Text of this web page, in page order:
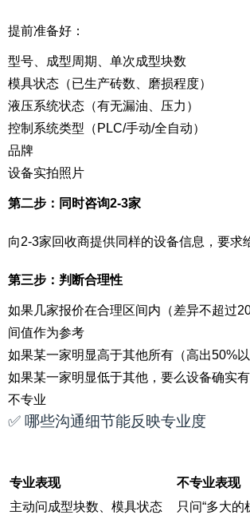
提前准备好：
型号、成型周期、单次成型块数
模具状态（已生产砖数、磨损程度）
液压系统状态（有无漏油、压力）
控制系统类型（PLC/手动/全自动）
品牌
设备实拍照片
第二步：同时咨询2-3家
向2-3家回收商提供同样的设备信息，要求
第三步：判断合理性
如果几家报价在合理区间内（差异不超过
间值作为参考
如果某一家明显高于其他所有（高出50%
如果某一家明显低于其他，要么设备确实
不专业
✅ 哪些沟通细节能反映专业度
专业表现
不专业表现
主动问成型块数、模具状态
只问“多大的